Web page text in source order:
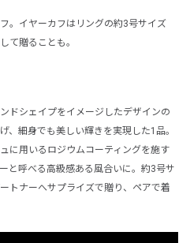
。イヤーカフはリングの約3号サイズ
て贈ることも。
ドシェイプをイメージしたデザインの
、細身でも美しい輝きを実現した1品。
に用いるロジウムコーティングを施す
と呼べる高級感ある風合いに。約3号サ
トナーへサプライズで贈り、ペアで着